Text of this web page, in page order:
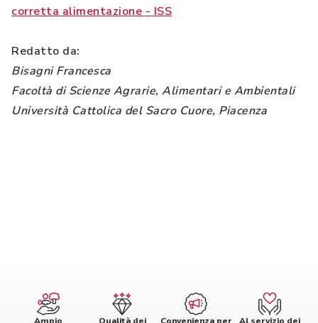
corretta alimentazione - ISS
Redatto da:
Bisagni Francesca
Facoltà di Scienze Agrarie, Alimentari e Ambientali
Università Cattolica del Sacro Cuore, Piacenza